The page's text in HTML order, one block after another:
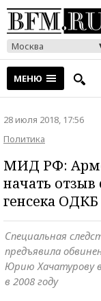
Москва
МЕНЮ
28 июля 2018, 17:56
Политика
МИД РФ:
начать отзыв
генсека ОДКБ
Специальная
предъявила
Юрию Хачатурову
в 2008 году